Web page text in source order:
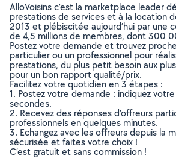
AlloVoisins c’est la marketplace leader
prestations de services et à la location
2013 et plébiscitée aujourd’hui par une
de 4,5 millions de membres, dont 300
Postez votre demande et trouvez
particulier ou un professionnel pour
prestations, du plus petit besoin aux
pour un bon rapport qualité/prix.
Facilitez votre quotidien en 3 étapes :
1. Postez votre demande : indiquez
secondes.
2. Recevez des réponses d’offreurs
professionnels en quelques minutes.
3. Echangez avec les offreurs depuis la
sécurisée et faites votre choix !
C’est gratuit et sans commission !